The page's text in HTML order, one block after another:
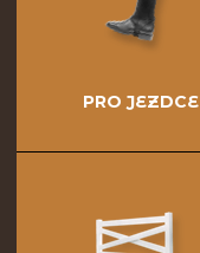
PRO JEZDCE